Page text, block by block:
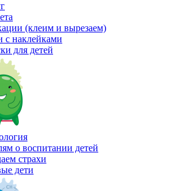
(клеим и вырезаем)
наклейками
для детей
о воспитании детей
страхи
дети